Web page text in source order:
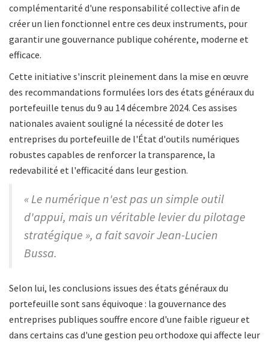
complémentarité d'une responsabilité collective afin de
créer un lien fonctionnel entre ces deux instruments, pour
garantir une gouvernance publique cohérente, moderne et
efficace.
Cette initiative s'inscrit pleinement dans la mise en œuvre
des recommandations formulées lors des états généraux du
portefeuille tenus du 9 au 14 décembre 2024. Ces assises
nationales avaient souligné la nécessité de doter les
entreprises du portefeuille de l'État d'outils numériques
robustes capables de renforcer la transparence, la
redevabilité et l'efficacité dans leur gestion.
« Le numérique n'est pas un simple outil
d'appui, mais un véritable levier du pilotage
stratégique », a fait savoir Jean-Lucien
Bussa.
Selon lui, les conclusions issues des états généraux du
portefeuille sont sans équivoque : la gouvernance des
entreprises publiques souffre encore d'une faible rigueur et
dans certains cas d'une gestion peu orthodoxe qui affecte leur